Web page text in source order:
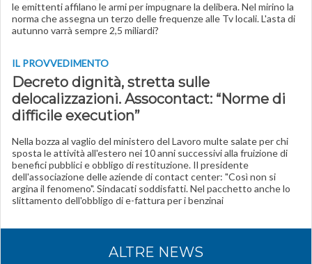
le emittenti affilano le armi per impugnare la delibera. Nel mirino la
norma che assegna un terzo delle frequenze alle Tv locali. L'asta di
autunno varrà sempre 2,5 miliardi?
IL PROVVEDIMENTO
Decreto dignità, stretta sulle
delocalizzazioni. Assocontact: “Norme di
difficile execution”
Nella bozza al vaglio del ministero del Lavoro multe salate per chi
sposta le attività all'estero nei 10 anni successivi alla fruizione di
benefici pubblici e obbligo di restituzione. Il presidente
dell'associazione delle aziende di contact center: "Così non si
argina il fenomeno". Sindacati soddisfatti. Nel pacchetto anche lo
slittamento dell'obbligo di e-fattura per i benzinai
ALTRE NEWS